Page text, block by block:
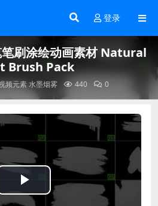
登录
刷涂绘动画素材 Natural
Brush Pack
频元素水墨烟雾 440 0
Play